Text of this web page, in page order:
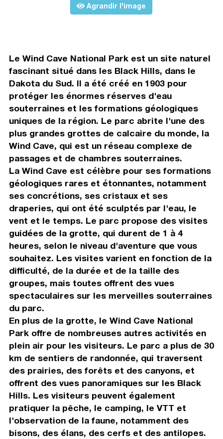
Agrandir l'image
Le Wind Cave National Park est un site naturel
fascinant situé dans les Black Hills, dans le
Dakota du Sud. Il a été créé en 1903 pour
protéger les énormes réserves d'eau
souterraines et les formations géologiques
uniques de la région. Le parc abrite l'une des
plus grandes grottes de calcaire du monde, la
Wind Cave, qui est un réseau complexe de
passages et de chambres souterraines.
La Wind Cave est célèbre pour ses formations
géologiques rares et étonnantes, notamment
ses concrétions, ses cristaux et ses
draperies, qui ont été sculptés par l'eau, le
vent et le temps. Le parc propose des visites
guidées de la grotte, qui durent de 1 à 4
heures, selon le niveau d'aventure que vous
souhaitez. Les visites varient en fonction de la
difficulté, de la durée et de la taille des
groupes, mais toutes offrent des vues
spectaculaires sur les merveilles souterraines
du parc.
En plus de la grotte, le Wind Cave National
Park offre de nombreuses autres activités en
plein air pour les visiteurs. Le parc a plus de 30
km de sentiers de randonnée, qui traversent
des prairies, des forêts et des canyons, et
offrent des vues panoramiques sur les Black
Hills. Les visiteurs peuvent également
pratiquer la pêche, le camping, le VTT et
l'observation de la faune, notamment des
bisons, des élans, des cerfs et des antilopes.